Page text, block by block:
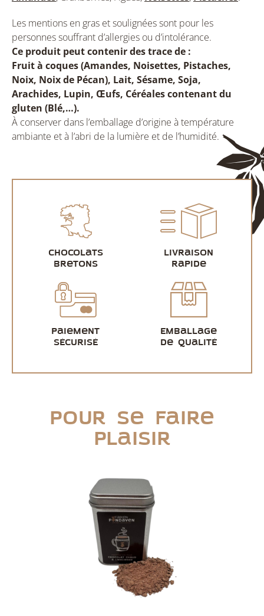
Les mentions en gras et soulignées sont pour les
personnes souffrant d’allergies ou d’intolérance.
Ce produit peut contenir des trace de :
Fruit à coques (Amandes, Noisettes, Pistaches,
Noix, Noix de Pécan), Lait, Sésame, Soja,
Arachides, Lupin, Œufs, Céréales contenant du
gluten (Blé,…).
À conserver dans l’emballage d’origine à température
ambiante et à l’abri de la lumière et de l’humidité.
Chocolats
bretons
Livraison
rapide
Paiement
sécurisé
Emballage
de qualité
Pour se faire
plaisir